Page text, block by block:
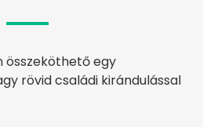
összeköthető egy
rövid családi kirándulással